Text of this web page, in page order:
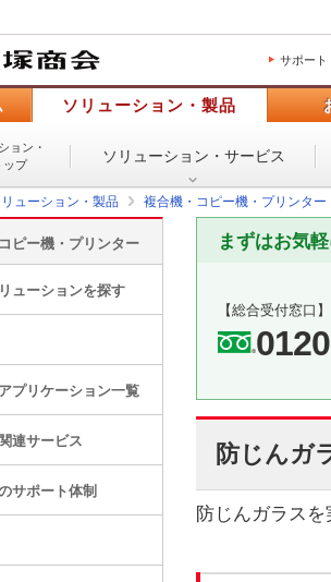
サポート
ソリューション・製品
ョン・
ップ
ソリューション・ サービス
ューション・製品 複合機・コピー機・プリンター
まずはお気
【総合受付窓口】
防じんガ
防じんガラスを
ピー機・プリンター
ューションを探す
プリケーション一覧
連サービス
サポート体制